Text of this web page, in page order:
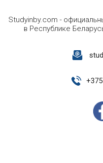
Studyinby.com -
в Республике
+